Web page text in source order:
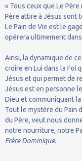
« Tous ceux que Le
Père attire à Jésus sont
Le Pain de Vie est le
opérera ultimement
Ainsi, la dynamique de
croire en Lui dans la Foi
Jésus et qui permet de
Jésus est en personne
Dieu et communiquant la
Tout le mystère du Pain
du Père, veut nous
notre nourriture, notre
Frère Dominique.